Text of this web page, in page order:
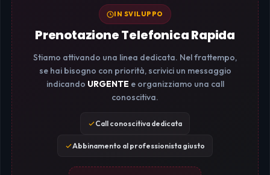
IN SVILUPPO
Prenotazione Telefonica Rapida
Stiamo attivando una linea dedicata. Nel frattempo,
se hai bisogno con priorità, scrivici un messaggio
indicando URGENTE e organizziamo una call
conoscitiva.
Call conoscitiva dedicata
Abbinamento al professionista giusto